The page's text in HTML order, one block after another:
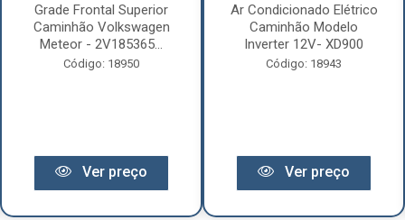
Grade Frontal Superior
Caminhão Volkswagen
Meteor - 2V185365...
Código: 18950
Ver preço
Ar Condicionado Elétrico
Caminhão Modelo
Inverter 12V- XD900
Código: 18943
Ver preço